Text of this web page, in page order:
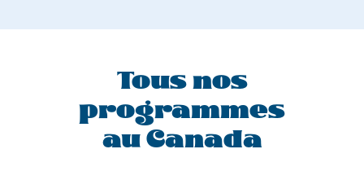
Tous nos
programmes
au Canada